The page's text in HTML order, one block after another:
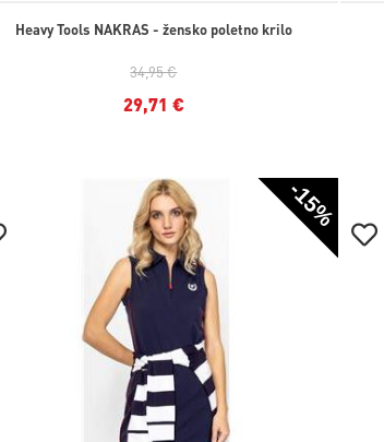
Heavy Tools NAKRAS - žensko poletno krilo
34,95 €
29,71 €
-15%